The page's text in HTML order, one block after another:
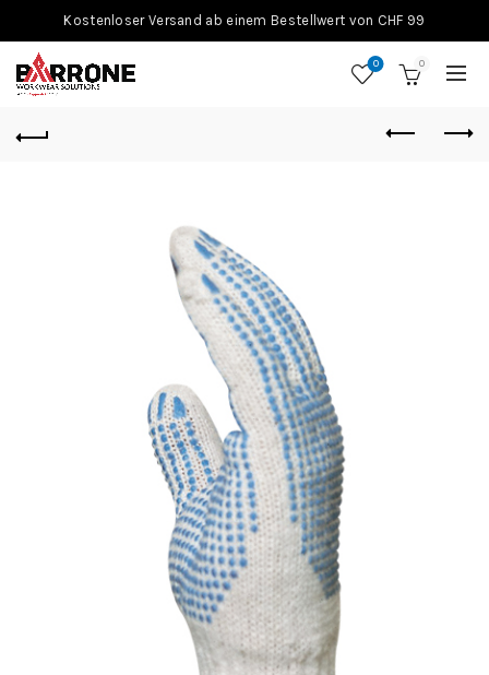
Kostenloser Versand ab einem Bestellwert von CHF 99
0 0